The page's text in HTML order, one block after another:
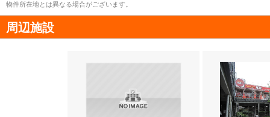
物件所在地とは異なる場合がございます。
周辺施設